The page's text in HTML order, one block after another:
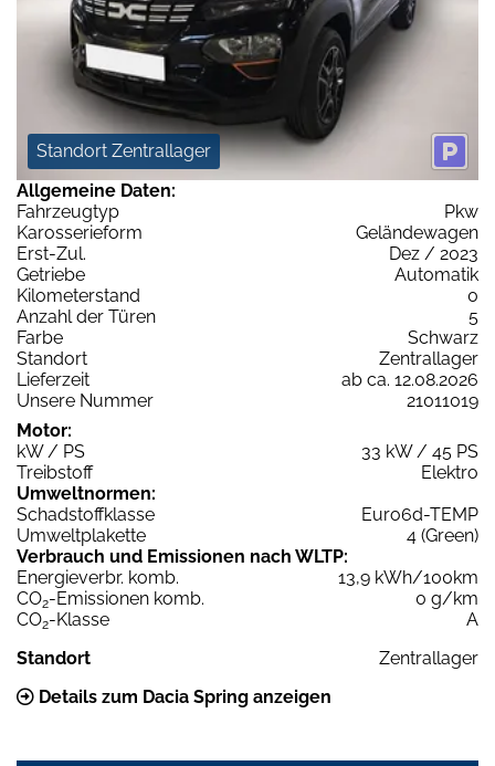
Standort Zentrallager
Allgemeine Daten:
Fahrzeugtyp
Pkw
Karosserieform
Geländewagen
Erst-Zul.
Dez / 2023
Getriebe
Automatik
Kilometerstand
0
Anzahl der Türen
5
Farbe
Schwarz
Standort
Zentrallager
Lieferzeit
ab ca. 12.08.2026
Unsere Nummer
21011019
Motor:
kW / PS
33 kW / 45 PS
Treibstoff
Elektro
Umweltnormen:
Schadstoffklasse
Euro6d-TEMP
Umweltplakette
4 (Green)
Verbrauch und Emissionen nach WLTP:
Energieverbr. komb.
13,9 kWh/100km
CO2-Emissionen komb.
0 g/km
CO2-Klasse
A
Standort
Zentrallager
Details zum Dacia Spring anzeigen